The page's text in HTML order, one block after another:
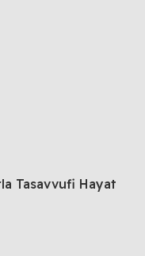
Tasavvufi Hayat